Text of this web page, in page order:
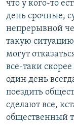
что у кого-то
день срочные,
непрерывной
такую
могут
все-таки
один день
поездить
сделают все,
общественный